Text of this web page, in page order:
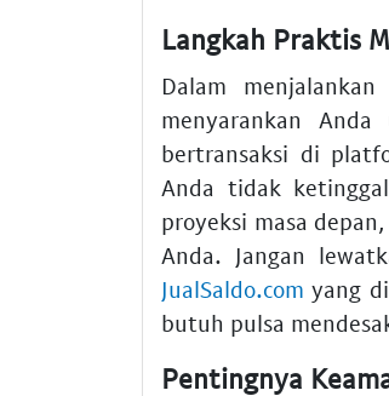
Langkah Praktis
Dalam
menyarankan
bertransaksi di
Anda tidak
proyeksi masa
Anda. Jangan
JualSaldo.com yang
butuh pulsa
Pentingnya